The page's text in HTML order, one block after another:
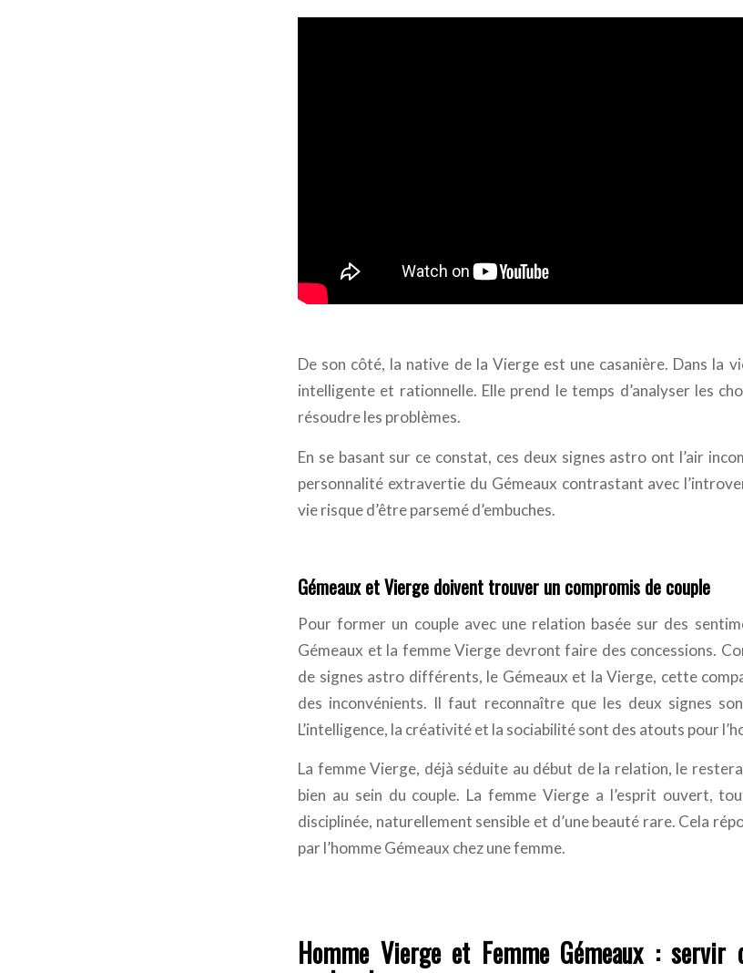
De son côté, la native de la Vierge est une casanière. Dans la
intelligente et rationnelle. Elle prend le temps d’analyser les
résoudre les problèmes.
En se basant sur ce constat, ces deux signes astro ont l’air
personnalité extravertie du Gémeaux contrastant avec
vie risque d’être parsemé d’embuches.
Gémeaux et Vierge doivent trouver un compromis de couple
Pour former un couple avec une relation basée sur des
Gémeaux et la femme Vierge devront faire des concessions.
de signes astro différents, le Gémeaux et la Vierge, cette
des inconvénients. Il faut reconnaître que les deux signes
L’intelligence, la créativité et la sociabilité sont des atouts pour
La femme Vierge, déjà séduite au début de la relation, le
bien au sein du couple. La femme Vierge a l’esprit ouvert,
disciplinée, naturellement sensible et d’une beauté rare. Cela
par l’homme Gémeaux chez une femme.
Homme Vierge et Femme Gémeaux : servir